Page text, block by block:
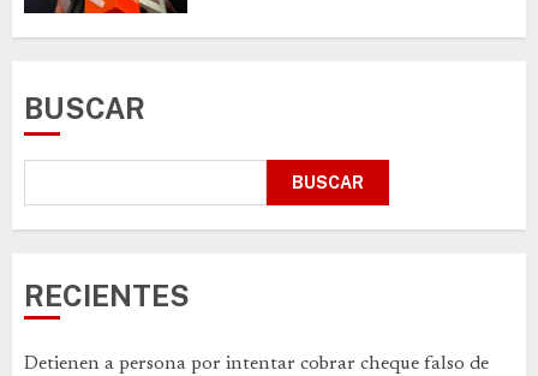
BUSCAR
BUSCAR
RECIENTES
Detienen a persona por intentar cobrar cheque falso de